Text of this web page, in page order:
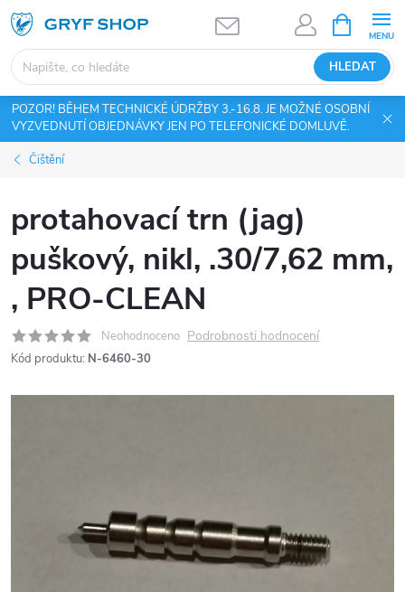
Přejít
na
obsah
HLEDAT
NÁKUPNÍ
KOŠÍK
POZOR! BĚHEM TECHNICKÉ ÚDRŽBY 3.-16.8. JE MOŽNÉ OSOBNÍ
VYZVEDNUTÍ OBJEDNÁVKY JEN PO TELEFONICKÉ DOMLUVĚ.
Čištění
protahovací trn (jag)
puškový, nikl, .30/7,62 mm,
, PRO-CLEAN
Neohodnoceno Podrobnosti hodnocení
Kód produktu: N-6460-30